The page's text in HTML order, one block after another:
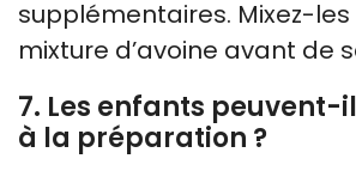
supplémentaires. Mixez-
mixture d’avoine avant de
7. Les enfants
à la préparation ?